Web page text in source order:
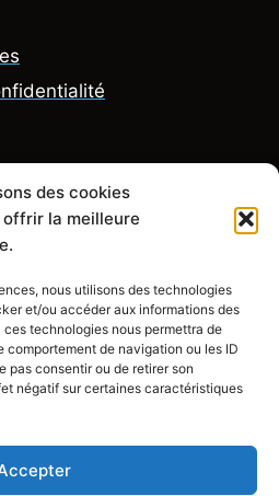
des cookies
offrir la meilleure
nous utilisons des technologies
et/ou accéder aux informations des
technologies nous permettra de
comportement de navigation ou les ID
pas consentir ou de retirer son
négatif sur certaines caractéristiques
de bain